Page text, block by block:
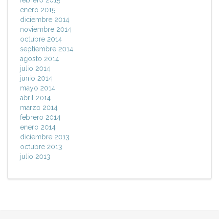
enero 2015
diciembre 2014
noviembre 2014
octubre 2014
septiembre 2014
agosto 2014
julio 2014
junio 2014
mayo 2014
abril 2014
marzo 2014
febrero 2014
enero 2014
diciembre 2013
octubre 2013
julio 2013